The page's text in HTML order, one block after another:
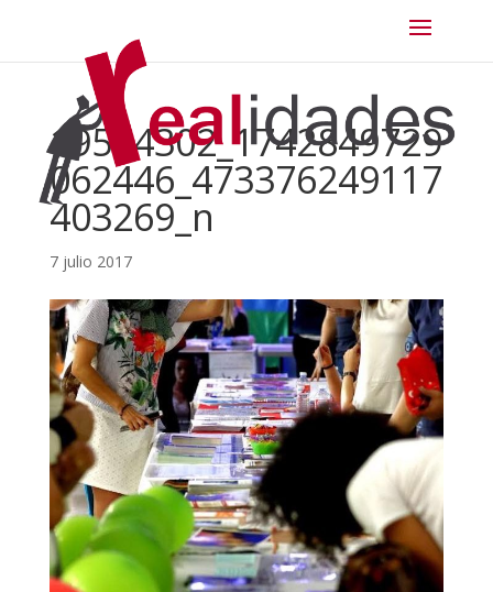
19554302_1742849729
062446_473376249117
403269_n
7 julio 2017